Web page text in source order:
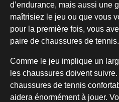
d’endurance, mais aussi une
maîtrisiez le jeu ou que vous
pour la première fois, vous
paire de chaussures de tennis.
Comme le jeu implique un
les chaussures doivent
chaussures de tennis
aidera énormément à jouer.